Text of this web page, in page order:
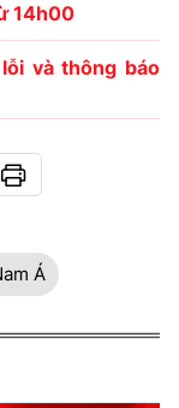
14h00
và thông báo
Á